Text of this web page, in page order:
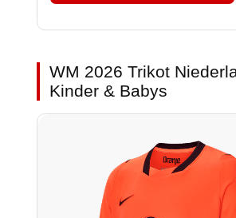
WM 2026 Trikot
Kinder & Babys